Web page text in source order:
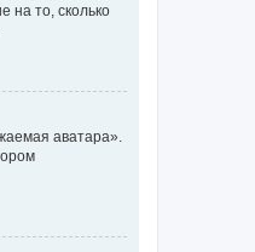
на то, сколько
аватара».